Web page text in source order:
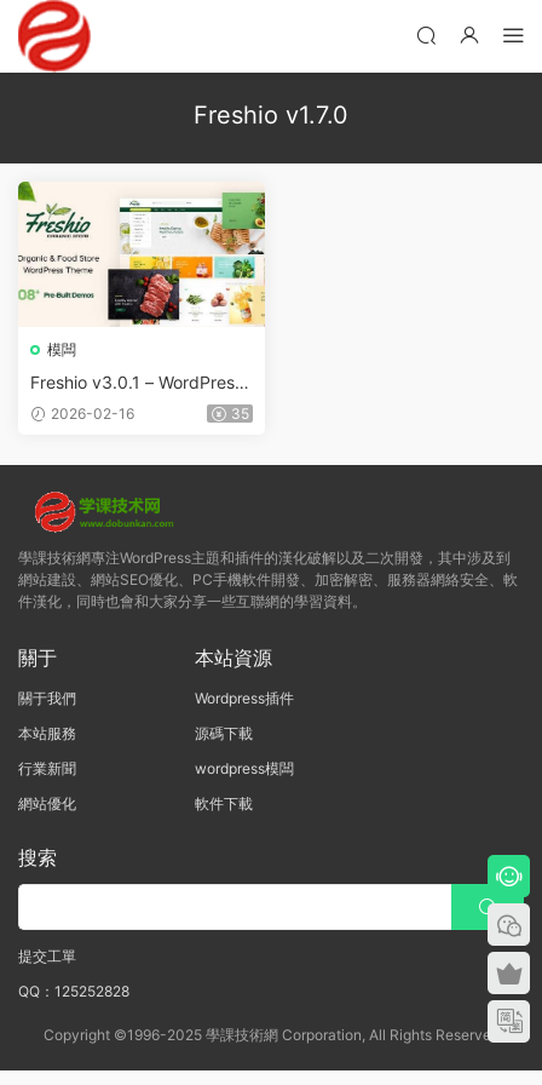
Freshio v1.7.0
模闆
Freshio v3.0.1 – WordPress
有機食品商店主題
2026-02-16 35
學課技術網專注WordPress主題和插件的漢化破解以及二次開發，其中涉及到
網站建設、網站SEO優化、PC手機軟件開發、加密解密、服務器網絡安全、軟
件漢化，同時也會和大家分享一些互聯網的學習資料。
關于
關于我們
本站服務
行業新聞
網站優化
本站資源
Wordpress插件
源碼下載
wordpress模闆
軟件下載
搜索
提交工單
QQ：125252828
Copyright ©1996-2025 學課技術網 Corporation, All Rights Reserved